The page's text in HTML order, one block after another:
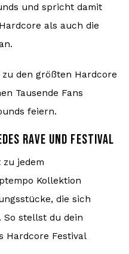
und spricht damit
als auch die
den größten Hardcore
Tausende Fans
feiern.
RAVE UND FESTIVAL
jedem
Kollektion
die sich
So stellst du dein
Hardcore Festival